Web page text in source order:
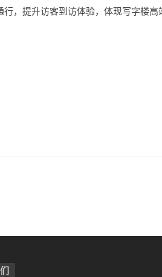
，提升访客到访体验，体现写字楼高